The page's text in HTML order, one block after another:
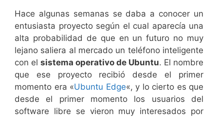
Hace algunas semanas se daba a conocer un
entusiasta proyecto según el cual aparecía una
alta probabilidad de que en un futuro no muy
lejano saliera al mercado un teléfono inteligente
con el sistema operativo de Ubuntu. El nombre
que ese proyecto recibió desde el primer
momento era «Ubuntu Edge«, y lo cierto es que
desde el primer momento los usuarios del
software libre se vieron muy interesados por